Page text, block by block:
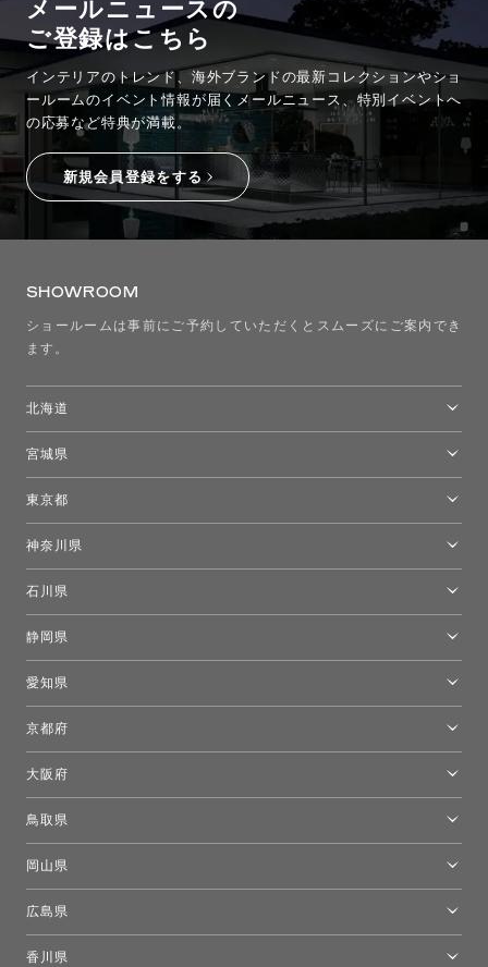
メールニュースの
ご登録はこちら
インテリアのトレンド、海外ブランドの最新コレクションやショ
ールームのイベント情報が届くメールニュース、特別イベントへ
の応募など特典が満載。
新規会員登録をする
SHOWROOM
ショールームは事前にご予約していただくとスムーズにご案内でき
ます。
北海道
宮城県
東京都
モーイ東京
キーブー東京
FLOS｜フロスデザインスペース青山
神奈川県
石川県
静岡県
愛知県
京都府
大阪府
鳥取県
岡山県
広島県
香川県